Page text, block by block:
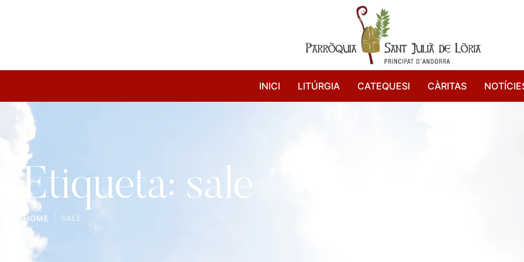
INICI LITÚRGIA CATEQUESI CÀRITAS
Etiqueta: sale
HOME SALE